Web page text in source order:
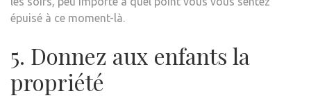
épuisé à ce moment-là.
5. Donnez aux enfants la
propriété